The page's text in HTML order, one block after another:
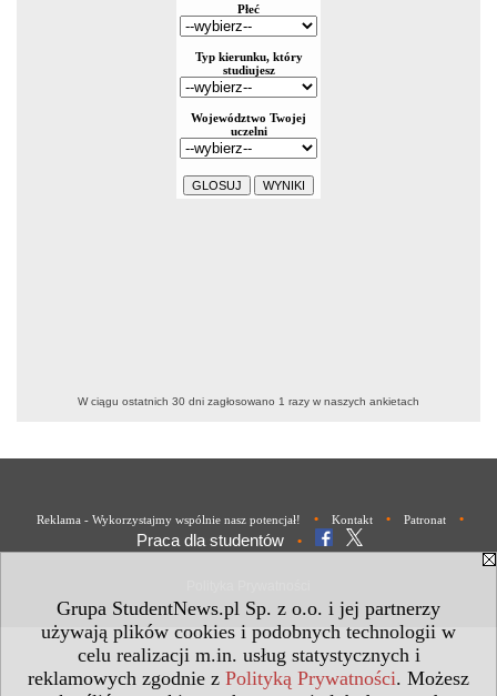
Grupa StudentNews.pl Sp. z o.o. i jej partnerzy
używają plików cookies i podobnych technologii w
celu realizacji m.in. usług statystycznych i
reklamowych zgodnie z Polityką Prywatności. Możesz
W ciągu ostatnich 30 dni zagłosowano 1 razy w naszych ankietach
Reklama - Wykorzystajmy wspólnie nasz potencjał! • Kontakt • Patronat •
Praca dla studentów •